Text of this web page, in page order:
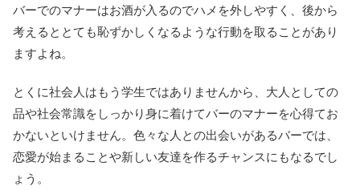
バーでのマナーはお酒が入るのでハメを外しやすく、後から
考えるととても恥ずかしくなるような行動を取ることがあり
ますよね。
とくに社会人はもう学生ではありませんから、大人としての
品や社会常識をしっかり身に着けてバーのマナーを心得てお
かないといけません。色々な人との出会いがあるバーでは、
恋愛が始まることや新しい友達を作るチャンスにもなるでし
ょう。